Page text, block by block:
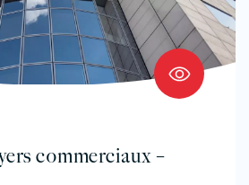
commerciaux –